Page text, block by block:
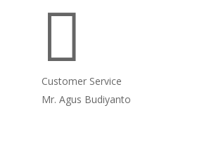

Customer Service
Mr. Agus Budiyanto